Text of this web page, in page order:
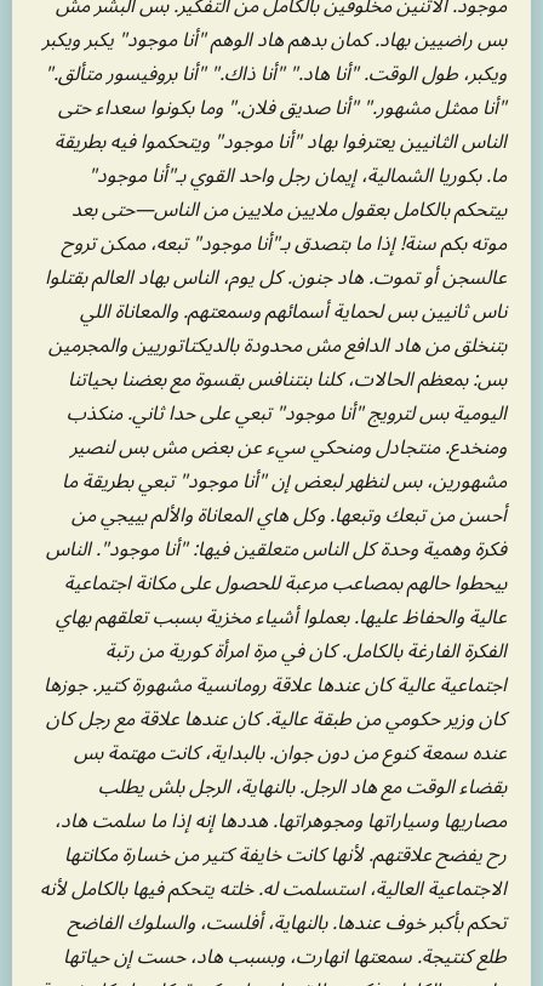
بس راضيين بهاد. كمان بدهم هاد الوهم "أنا موجود" يكبر ويكبر
ويكبر، طول الوقت. "أنا هاد." "أنا ذاك." "أنا بروفيسور متألق."
"أنا ممثل مشهور." "أنا صديق فلان." وما بكونوا سعداء حتى
الناس الثانيين يعترفوا بهاد "أنا موجود" ويتحكموا فيه بطريقة
ما. بكوريا الشمالية، إيمان رجل واحد القوي بـ"أنا موجود"
بيتحكم بالكامل بعقول ملايين ملايين من الناس—حتى بعد
موته بكم سنة! إذا ما بتصدق بـ"أنا موجود" تبعه، ممكن تروح
عالسجن أو تموت. هاد جنون. كل يوم، الناس بهاد العالم بقتلوا
ناس ثانيين بس لحماية أسمائهم وسمعتهم. والمعاناة اللي
بتنخلق من هاد الدافع مش محدودة بالديكتاتوريين والمجرمين
بس: بمعظم الحالات، كلنا بنتنافس بقسوة مع بعضنا بحياتنا
اليومية بس لترويج "أنا موجود" تبعي على حدا ثاني. منكذب
ومنخدع. منتجادل ومنحكي سيء عن بعض مش بس لنصير
مشهورين، بس لنظهر لبعض إن "أنا موجود" تبعي بطريقة ما
أحسن من تبعك وتبعها. وكل هاي المعاناة والألم بييجي من
فكرة وهمية وحدة كل الناس متعلقين فيها: "أنا موجود". الناس
بيحطوا حالهم بمصاعب مرعبة للحصول على مكانة اجتماعية
عالية والحفاظ عليها. بعملوا أشياء مخزية بسبب تعلقهم بهاي
الفكرة الفارغة بالكامل. كان في مرة امرأة كورية من رتبة
اجتماعية عالية كان عندها علاقة رومانسية مشهورة كتير. جوزها
كان وزير حكومي من طبقة عالية. كان عندها علاقة مع رجل كان
عنده سمعة كنوع من دون جوان. بالبداية، كانت مهتمة بس
بقضاء الوقت مع هاد الرجل. بالنهاية، الرجل بلش يطلب
مصاريها وسياراتها ومجوهراتها. هددها إنه إذا ما سلمت هاد،
رح يفضح علاقتهم. لأنها كانت خايفة كتير من خسارة مكانتها
الاجتماعية العالية، استسلمت له. خلته يتحكم فيها بالكامل لأنه
تحكم بأكبر خوف عندها. بالنهاية، أفلست، والسلوك الفاضح
طلع كنتيجة. سمعتها انهارت، وبسبب هاد، حست إن حياتها